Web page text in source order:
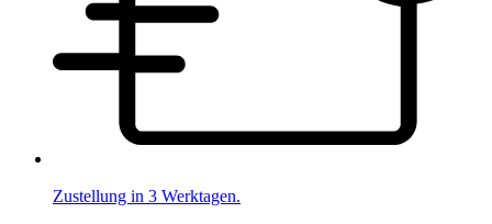
Zustellung in 3 Werktagen.